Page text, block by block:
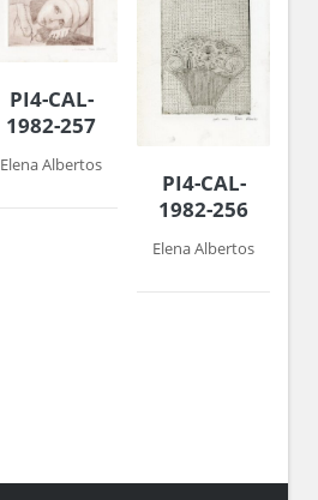
PI4-CAL-
1982-257
Elena Albertos
PI4-CAL-
1982-256
Elena Albertos